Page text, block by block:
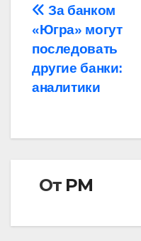
Навигация
по
записям
За банком
«Югра» могут
последовать
другие банки:
аналитики
От РМ